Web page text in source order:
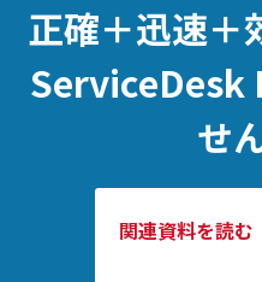
正確＋迅速＋
ServiceDesk
せ
関連資料を読む